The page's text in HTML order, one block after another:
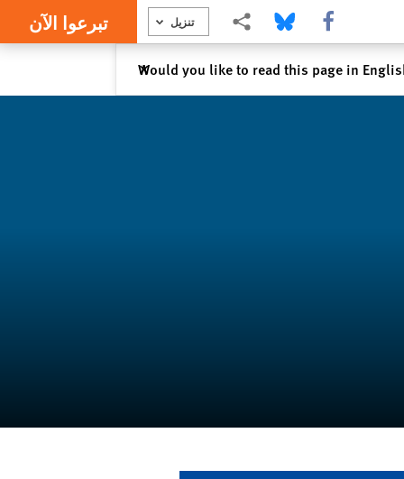
Share this via Facebook
Share this via Bluesky
Share this via مشاركةتنزيل تبرعوا الآن
Would you like to read this page in
✕إغلاق